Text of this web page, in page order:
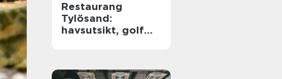
Restaurang
Tylösand:
havsutsikt, golf